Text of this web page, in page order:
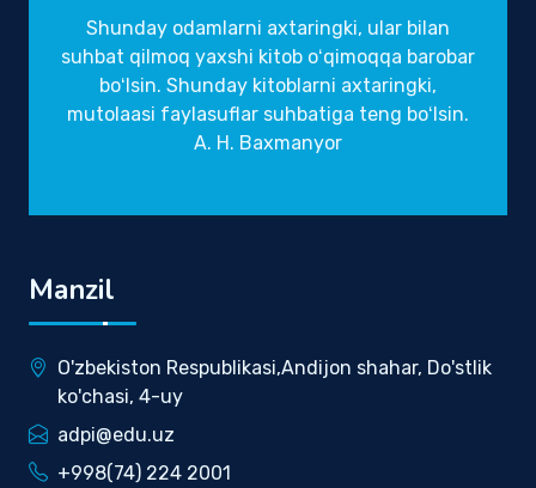
Shunday odamlarni axtaringki, ular bilan
suhbat qilmoq yaxshi kitob oʻqimoqqa barobar
boʻlsin. Shunday kitoblarni axtaringki,
mutolaasi faylasuflar suhbatiga teng boʻlsin.
A. H. Baxmanyor
Manzil
O'zbekiston Respublikasi,Andijon shahar, Do'stlik
ko'chasi, 4-uy
adpi@edu.uz
+998(74) 224 2001